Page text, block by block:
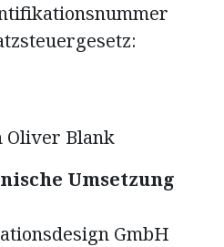
Oliver Blank
Umsetzung
GmbH